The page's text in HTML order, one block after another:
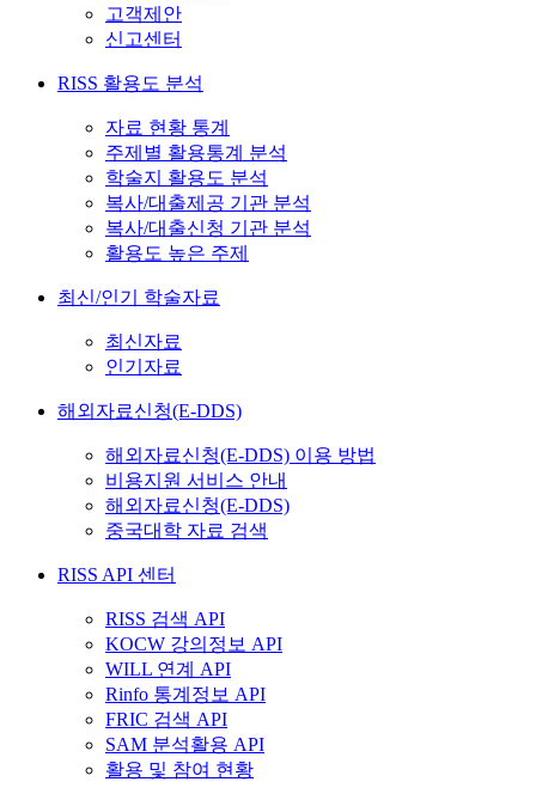
고객제안
신고센터
RISS 활용도 분석
자료 현황 통계
주제별 활용통계 분석
학술지 활용도 분석
복사/대출제공 기관 분석
복사/대출신청 기관 분석
활용도 높은 주제
최신/인기 학술자료
최신자료
인기자료
해외자료신청(E-DDS)
해외자료신청(E-DDS) 이용 방법
비용지원 서비스 안내
해외자료신청(E-DDS)
중국대학 자료 검색
RISS API 센터
RISS 검색 API
KOCW 강의정보 API
WILL 연계 API
Rinfo 통계정보 API
FRIC 검색 API
SAM 분석활용 API
활용 및 참여 현황